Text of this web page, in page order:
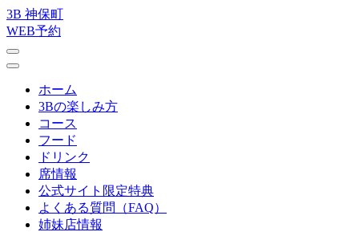
3B 神保町
WEB予約
ホーム
3Bの楽しみ方
コース
フード
ドリンク
席情報
公式サイト限定特典
よくある質問（FAQ）
姉妹店情報